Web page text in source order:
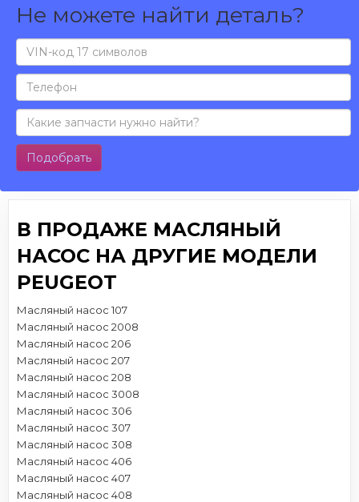
Не можете найти деталь?
Подобрать
В ПРОДАЖЕ МАСЛЯНЫЙ
НАСОС НА ДРУГИЕ МОДЕЛИ
PEUGEOT
Масляный насос 107
Масляный насос 2008
Масляный насос 206
Масляный насос 207
Масляный насос 208
Масляный насос 3008
Масляный насос 306
Масляный насос 307
Масляный насос 308
Масляный насос 406
Масляный насос 407
Масляный насос 408